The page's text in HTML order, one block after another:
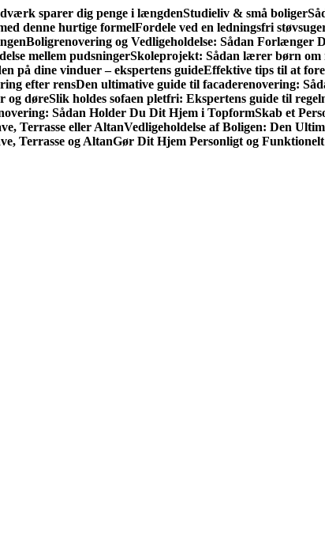
sparer dig penge i længdenStudieliv & små boliger
denne hurtige formelFordele ved en ledningsfri
Boligrenovering og Vedligeholdelse: Sådan Forlænger
mellem pudsningerSkoleprojekt: Sådan lærer børn
på dine vinduer – ekspertens guideEffektive tips til at
efter rensDen ultimative guide til facade­renovering:
og døreSlik holdes sofaen pletfri: Ekspertens guide til
Sådan Holder Du Dit Hjem i TopformSkab et
Terrasse eller AltanVedligeholdelse af Boligen: Den
Terrasse og AltanGør Dit Hjem Personligt og